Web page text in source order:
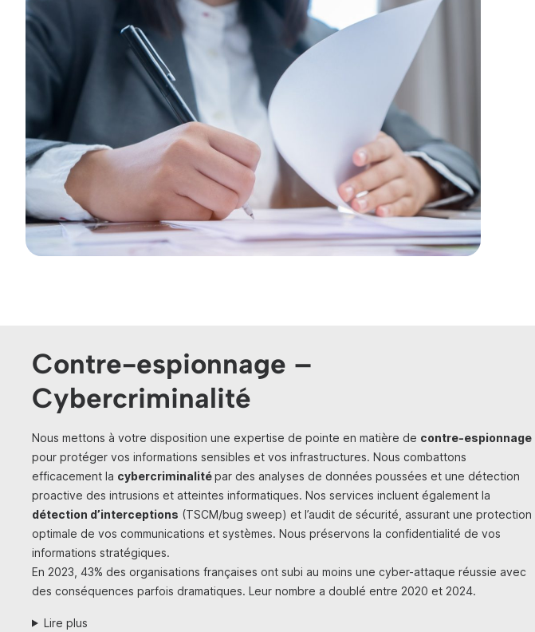
Contre-espionnage –
Cybercriminalité
Nous mettons à votre disposition une expertise de pointe en matière de contre-espionnage
pour protéger vos informations sensibles et vos infrastructures. Nous combattons
efficacement la cybercriminalitépar des analyses de données poussées et une détection
proactive des intrusions et atteintes informatiques. Nos services incluent également la
détection d’interceptions (TSCM/bug sweep) et l’audit de sécurité, assurant une protection
optimale de vos communications et systèmes. Nous préservons la confidentialité de vos
informations stratégiques.
En 2023, 43% des organisations françaises ont subi au moins une cyber-attaque réussie avec
des conséquences parfois dramatiques. Leur nombre a doublé entre 2020 et 2024.
Lire plus